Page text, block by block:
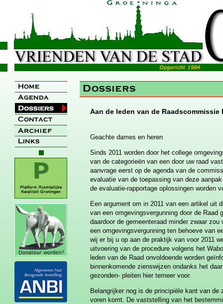
Aan de leden van de Raadscommissie
Geachte dames en heren
Sinds 2011 worden door het college
van de categorieën van een door uw raad
aanvrage eerst op de agenda van de
evaluatie van de toepassing van deze
de evaluatie-rapportage oplossingen worden
Een argument om in 2011 van een artikel uit
van een omgevingsvergunning door de Raad
daardoor de gemeenteraad minder zwaar
een omgevingsvergunning ten behoeve van
wij er bij u op aan de praktijk van voor 2011
uitvoering van de procedure volgens het
leden van de Raad onvoldoende worden
binnenkomende zienswijzen ondanks het
gezonden- pleiten hier temeer voor.
Belangrijker nog is de principiële kant van
voren komt. De vaststelling van het